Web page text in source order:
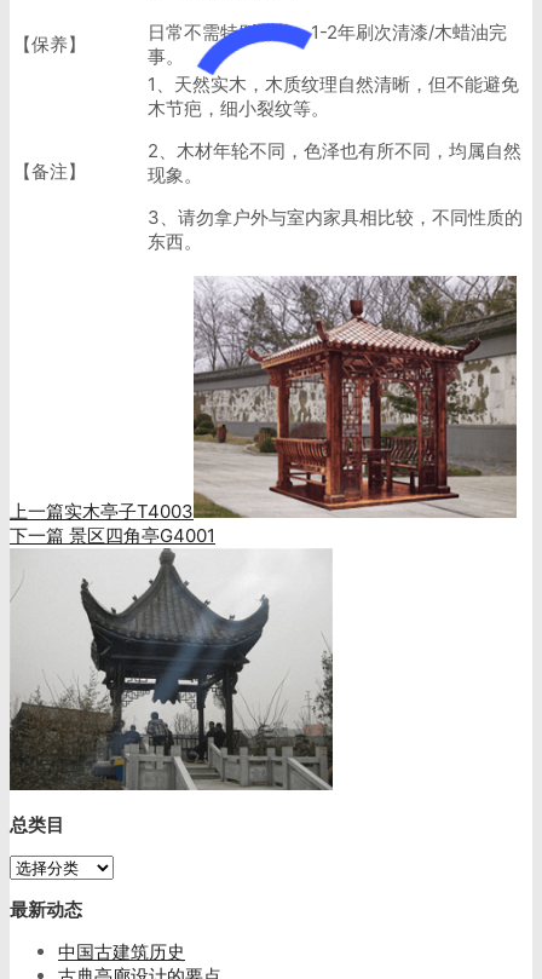
【保养】
日常不需特别保养，1-2年刷次清漆/木蜡油完
事。
【备注】
1、天然实木，木质纹理自然清晰，但不能避免
木节疤，细小裂纹等。
2、木材年轮不同，色泽也有所不同，均属自然
现象。
3、请勿拿户外与室内家具相比较，不同性质的
东西。
上一篇实木亭子T4003
下一篇 景区四角亭G4001
总类目
总
目
最新动态
中国古建筑历史